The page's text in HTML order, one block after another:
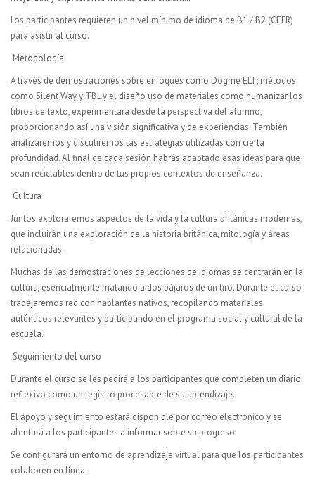
Los participantes requieren un nivel mínimo de idioma de B1 / B2 (CEFR)
para asistir al curso.
Metodología
A través de demostraciones sobre enfoques como Dogme ELT; métodos
como Silent Way y TBL y el diseño uso de materiales como humanizar los
libros de texto, experimentará desde la perspectiva del alumno,
proporcionando así una visión significativa y de experiencias. También
analizaremos y discutiremos las estrategias utilizadas con cierta
profundidad. Al final de cada sesión habrás adaptado esas ideas para que
sean reciclables dentro de tus propios contextos de enseñanza.
Cultura
Juntos exploraremos aspectos de la vida y la cultura británicas modernas,
que incluirán una exploración de la historia británica, mitología y áreas
relacionadas.
Muchas de las demostraciones de lecciones de idiomas se centrarán en la
cultura, esencialmente matando a dos pájaros de un tiro. Durante el curso
trabajaremos red con hablantes nativos, recopilando materiales
auténticos relevantes y participando en el programa social y cultural de la
escuela.
Seguimiento del curso
Durante el curso se les pedirá a los participantes que completen un diario
reflexivo como un registro procesable de su aprendizaje.
El apoyo y seguimiento estará disponible por correo electrónico y se
alentará a los participantes a informar sobre su progreso.
Se configurará un entorno de aprendizaje virtual para que los participantes
colaboren en línea.